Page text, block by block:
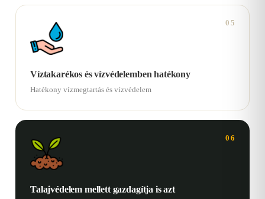
05
Víztakarékos és vízvédelemben hatékony
Hatékony vízmegtartás és vízvédelem
06
Talajvédelem mellett gazdagítja is azt